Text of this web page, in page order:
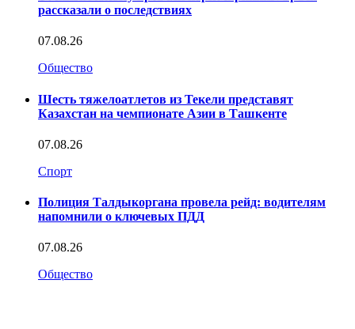
рассказали о последствиях
07.08.26
Общество
Шесть тяжелоатлетов из Текели представят
Казахстан на чемпионате Азии в Ташкенте
07.08.26
Спорт
Полиция Талдыкоргана провела рейд: водителям
напомнили о ключевых ПДД
07.08.26
Общество